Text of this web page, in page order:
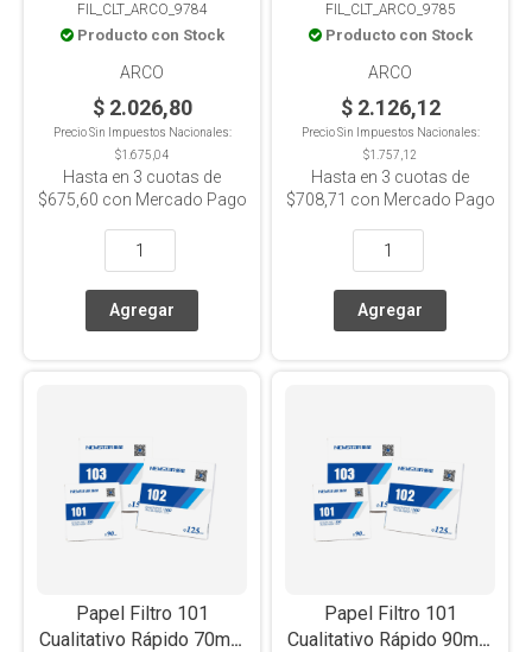
pliego de 45x45cm
FIL_CLT_ARCO_9784
Producto con Stock
ARCO
$ 2.026,80
Precio Sin Impuestos Nacionales:
$1.675,04
Hasta en 3 cuotas de
$675,60 con Mercado Pago
pliego de 46x57cm
FIL_CLT_ARCO_9785
Producto con Stock
ARCO
$ 2.126,12
Precio Sin Impuestos Nacionales:
$1.757,12
Hasta en 3 cuotas de
$708,71 con Mercado Pago
Papel Filtro 101
Cualitativo Rápido 70mm
Papel Filtro 101
Cualitativo Rápido 90mm